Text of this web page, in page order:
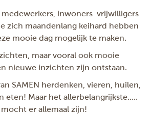
medewerkers, inwoners vrijwilligers
zich maandenlang keihard hebben
mooie dag mogelijk te maken.
maar vooral ook mooie
nieuwe inzichten zijn ontstaan.
SAMEN herdenken, vieren, huilen,
eten! Maar het allerbelangrijkste.....
er allemaal zijn!